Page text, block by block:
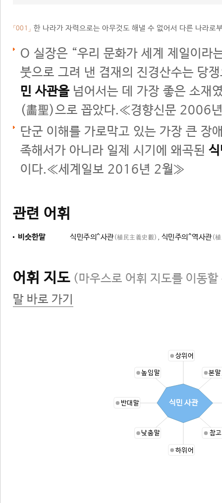
「001」 한 나라가 자력으로는 아무것도 해낼 수 없어서 다른 나라로
O 실장은 “우리 문화가 세계 제일이라
붓으로 그려 낸 겸재의 진경산수는 당
민 사관을 넘어서는 데 가장 좋은 소재
(畵聖)으로 꼽았다.≪경향신문 2006
단군 이해를 가로막고 있는 가장 큰 장
족해서가 아니라 일제 시기에 왜곡된
이다.≪세계일보 2016년 2월≫
관련 어휘
비슷한말 식민주의^사관(植民主義史觀) , 식민주의^역사관(植
어휘 지도 (마우스로 어휘 지도를 이동
말 바로 가기
상위어
본
참
하위어
낮춤말
반대말
높임말
식민 사관